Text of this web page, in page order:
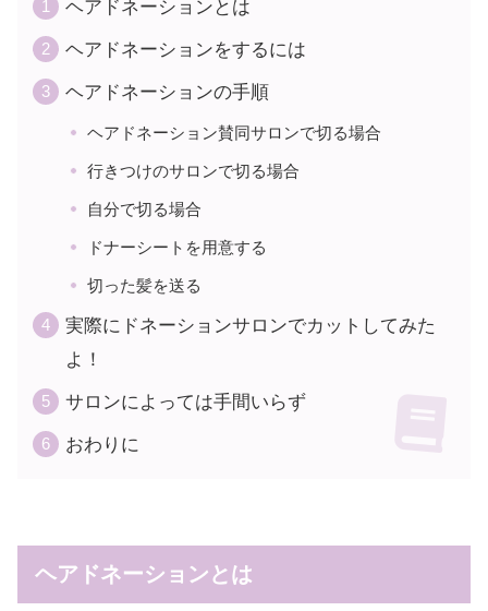
ヘアドネーションとは
ヘアドネーションをするには
ヘアドネーションの手順
ヘアドネーション賛同サロンで切る場合
行きつけのサロンで切る場合
自分で切る場合
ドナーシートを用意する
切った髪を送る
実際にドネーションサロンでカットしてみた
よ！
サロンによっては手間いらず
おわりに
ヘアドネーションとは